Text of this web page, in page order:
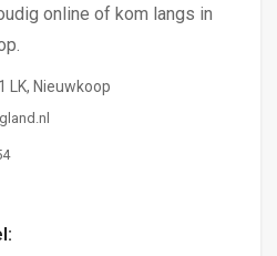
online of kom langs in
LK, Nieuwkoop